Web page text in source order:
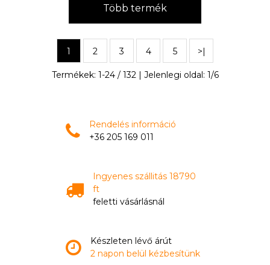
Több termék
1 2 3 4 5 >|
Termékek: 1-24/ 132| Jelenlegi oldal: 1/6
Rendelés információ
+36 205 169 011
Ingyenes szállitás 18790
ft
feletti vásárlásnál
Készleten lévő árút
2 napon belül kézbesítünk